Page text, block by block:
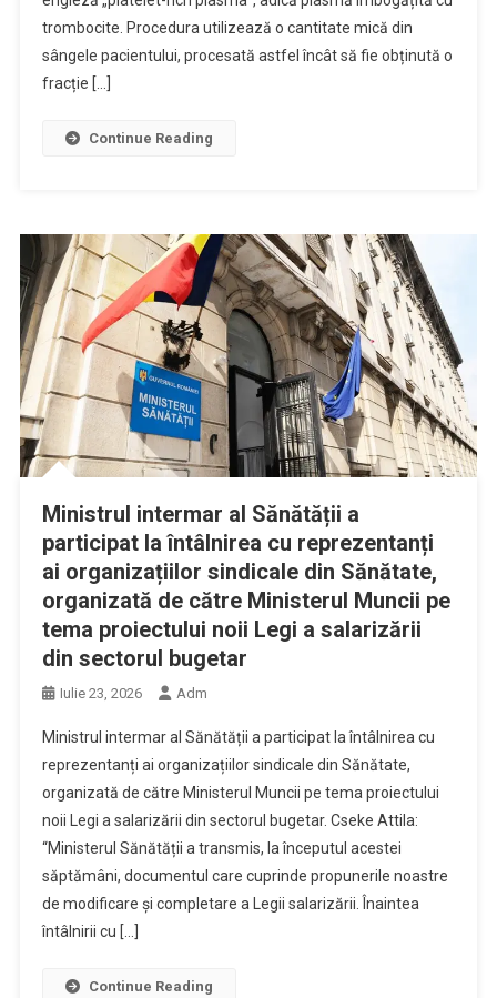
trombocite. Procedura utilizează o cantitate mică din
sângele pacientului, procesată astfel încât să fie obținută o
fracție […]
Continue Reading
Ministrul intermar al Sănătății a
participat la întâlnirea cu reprezentanți
ai organizațiilor sindicale din Sănătate,
organizată de către Ministerul Muncii pe
tema proiectului noii Legi a salarizării
din sectorul bugetar
Iulie 23, 2026 Adm
Ministrul intermar al Sănătății a participat la întâlnirea cu
reprezentanți ai organizațiilor sindicale din Sănătate,
organizată de către Ministerul Muncii pe tema proiectului
noii Legi a salarizării din sectorul bugetar. Cseke Attila:
“Ministerul Sănătății a transmis, la începutul acestei
săptămâni, documentul care cuprinde propunerile noastre
de modificare și completare a Legii salarizării. Înaintea
întâlnirii cu […]
Continue Reading